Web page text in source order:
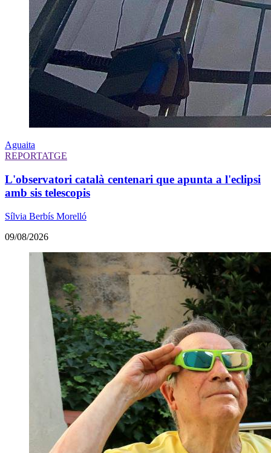
Aguaita
REPORTATGE
L'observatori català centenari que apunta a l'eclipsi
amb sis telescopis
Sílvia Berbís Morelló
09/08/2026